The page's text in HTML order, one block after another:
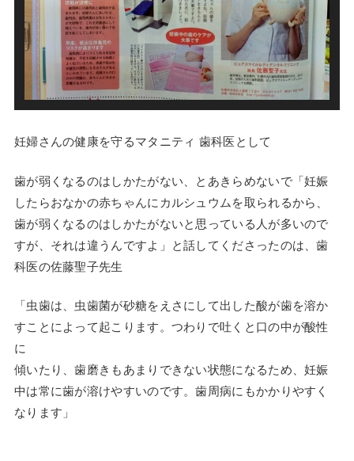
妊婦さんの健康を守るマタニティ 歯科医として
歯が弱くなるのはしかたがない、とあきらめないで「妊娠
したらおなかの赤ちゃんにカルシュウムを取られるから、
歯が弱くなるのはしかたがないと思っている人が多いので
すが、それは違うんですよ」と話してくださったのは、歯
科医の佐藤聖子先生
「虫歯は、虫歯菌が砂糖をえさにして出した酸が歯を溶か
すことによって起こります。つわりで吐くと口の中が酸性
に
傾いたり、歯磨きもあまりできない状態になるため、妊娠
中は常に歯が溶けやすいのです。歯周病にもかかりやすく
なります」